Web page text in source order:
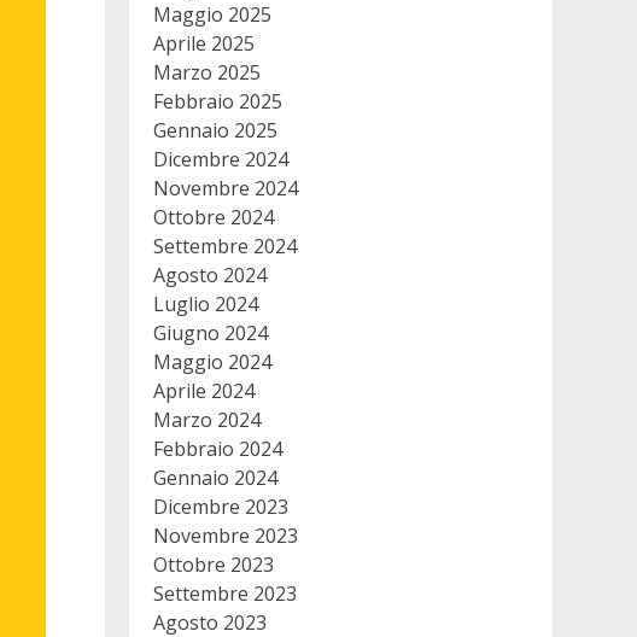
Maggio 2025
Aprile 2025
Marzo 2025
Febbraio 2025
Gennaio 2025
Dicembre 2024
Novembre 2024
Ottobre 2024
Settembre 2024
Agosto 2024
Luglio 2024
Giugno 2024
Maggio 2024
Aprile 2024
Marzo 2024
Febbraio 2024
Gennaio 2024
Dicembre 2023
Novembre 2023
Ottobre 2023
Settembre 2023
Agosto 2023